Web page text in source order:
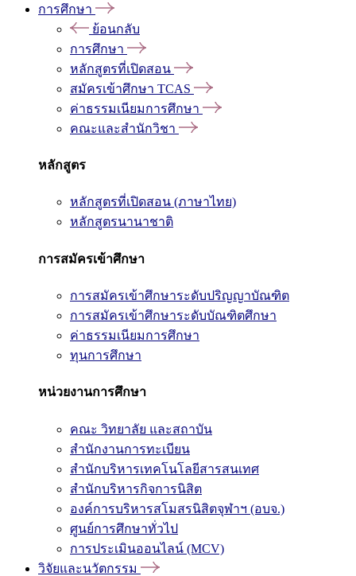
การศึกษา
ย้อนกลับ
การศึกษา
หลักสูตรที่เปิดสอน
สมัครเข้าศึกษา TCAS
ค่าธรรมเนียมการศึกษา
คณะและสำนักวิชา
หลักสูตร
หลักสูตรที่เปิดสอน (ภาษาไทย)
หลักสูตรนานาชาติ
การสมัครเข้าศึกษา
การสมัครเข้าศึกษาระดับปริญญาบัณฑิต
การสมัครเข้าศึกษาระดับบัณฑิตศึกษา
ค่าธรรมเนียมการศึกษา
ทุนการศึกษา
หน่วยงานการศึกษา
คณะ วิทยาลัย และสถาบัน
สำนักงานการทะเบียน
สำนักบริหารเทคโนโลยีสารสนเทศ
สำนักบริหารกิจการนิสิต
องค์การบริหารสโมสรนิสิตจุฬาฯ (อบจ.)
ศูนย์การศึกษาทั่วไป
การประเมินออนไลน์ (MCV)
วิจัยและนวัตกรรม